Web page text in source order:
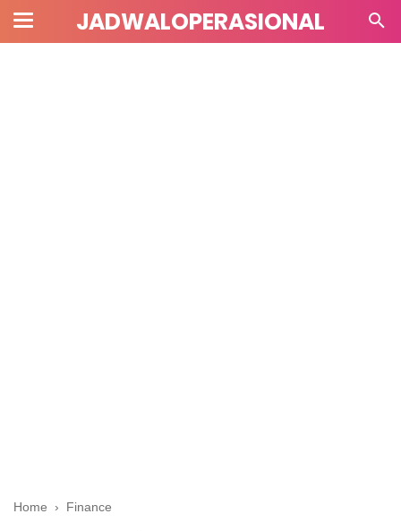
JADWALOPERASIONAL
Home › Finance